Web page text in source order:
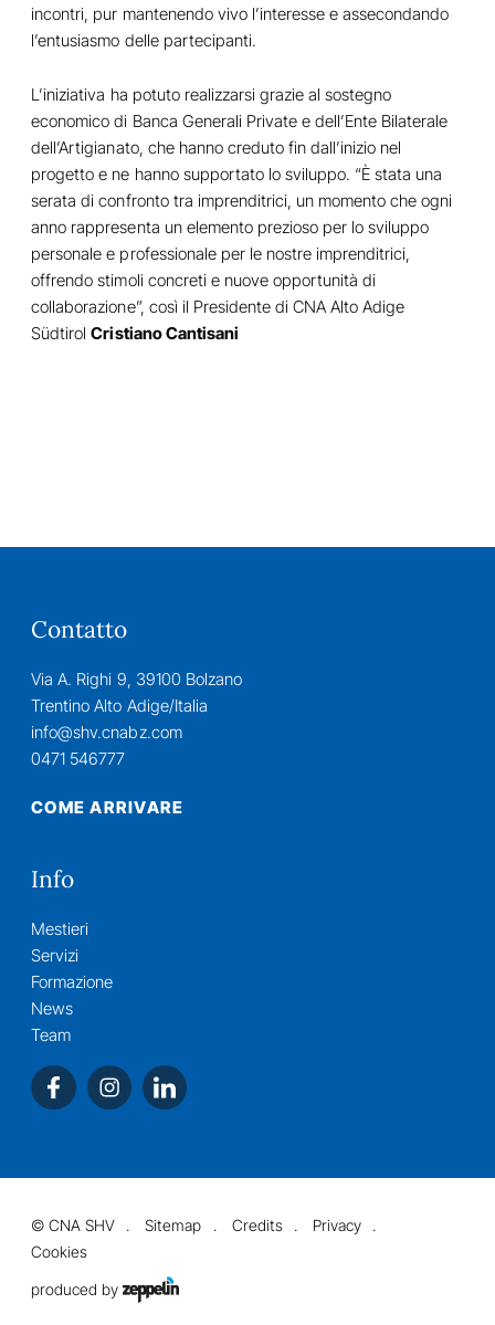
incontri, pur mantenendo vivo l’interesse e assecondando
l’entusiasmo delle partecipanti.
L’iniziativa ha potuto realizzarsi grazie al sostegno
economico di Banca Generali Private e dell’Ente Bilaterale
dell’Artigianato, che hanno creduto fin dall’inizio nel
progetto e ne hanno supportato lo sviluppo. “È stata una
serata di confronto tra imprenditrici, un momento che ogni
anno rappresenta un elemento prezioso per lo sviluppo
personale e professionale per le nostre imprenditrici,
offrendo stimoli concreti e nuove opportunità di
collaborazione”, così il Presidente di CNA Alto Adige
SüdtirolCristiano Cantisani
Contatto
Via A. Righi 9, 39100 Bolzano
Trentino Alto Adige/Italia
info@shv.cnabz.com
0471 546777
COME ARRIVARE
Info
Mestieri
Servizi
Formazione
News
Team
©CNA SHV Sitemap Credits
Privacy
Cookies
produced by